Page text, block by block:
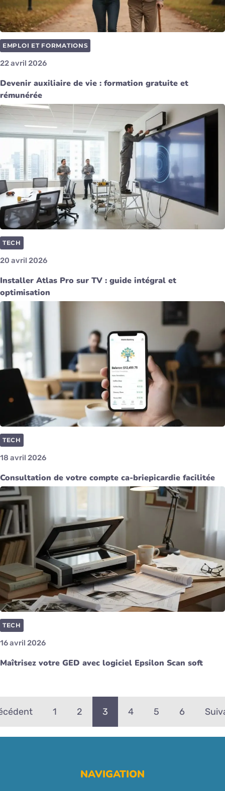
EMPLOI ET FORMATIONS
22 avril 2026
Devenir auxiliaire de vie : formation gratuite et
rémunérée
TECH
20 avril 2026
Installer Atlas Pro sur TV : guide intégral et
optimisation
TECH
18 avril 2026
Consultation de votre compte ca-briepicardie facilitée
TECH
16 avril 2026
Maîtrisez votre GED avec logiciel Epsilon Scan soft
1 2 3 4 5 6
NAVIGATION